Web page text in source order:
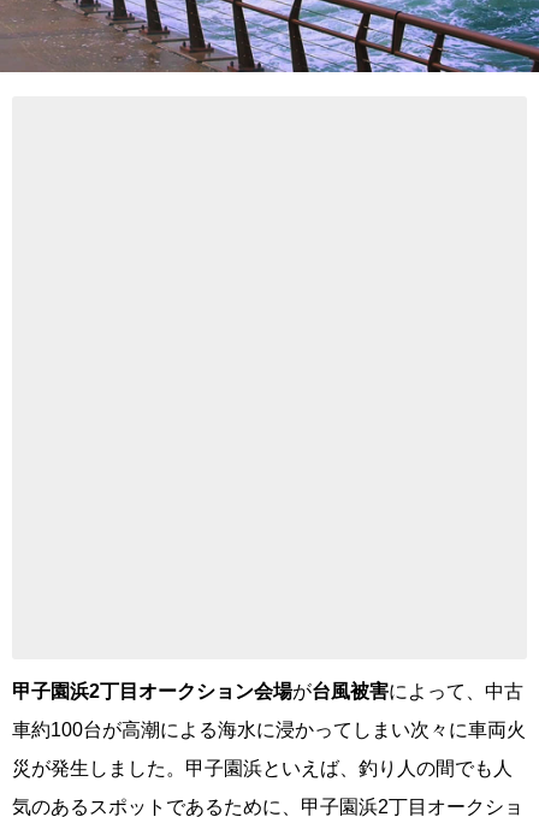
甲子園浜2丁目 オークション会場が台風被害によって、中古
車約100台が高潮による海水に浸かってしまい次々に車両火
災が発生しました。甲子園浜といえば、釣り人の間でも人
気のあるスポットであるために、甲子園浜2丁目オークショ